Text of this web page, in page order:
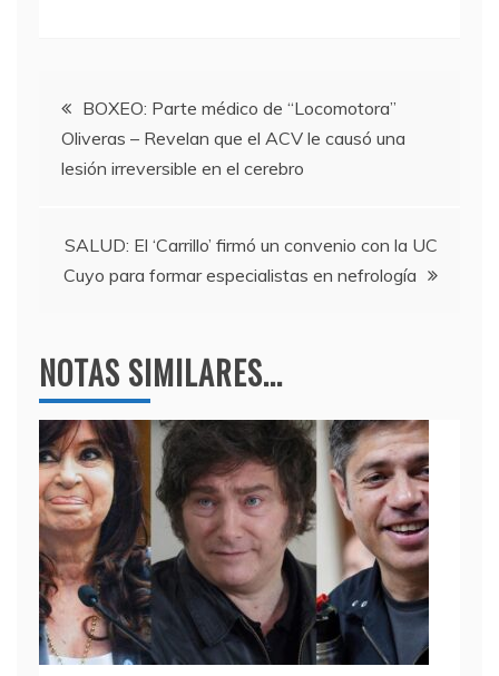
b
o
o
a
m
A
p
p
Navegación
de
BOXEO: Parte médico de “Locomotora”
Oliveras – Revelan que el ACV le causó una
lesión irreversible en el cerebro
SALUD: El ‘Carrillo’ firmó un convenio con la UC
Cuyo para formar especialistas en nefrología
NOTAS SIMILARES...